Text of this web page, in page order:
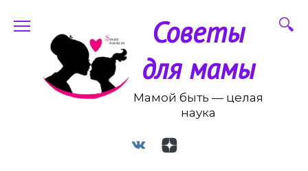
содержанию
Советы
для мамы
Мамой быть — целая
наука